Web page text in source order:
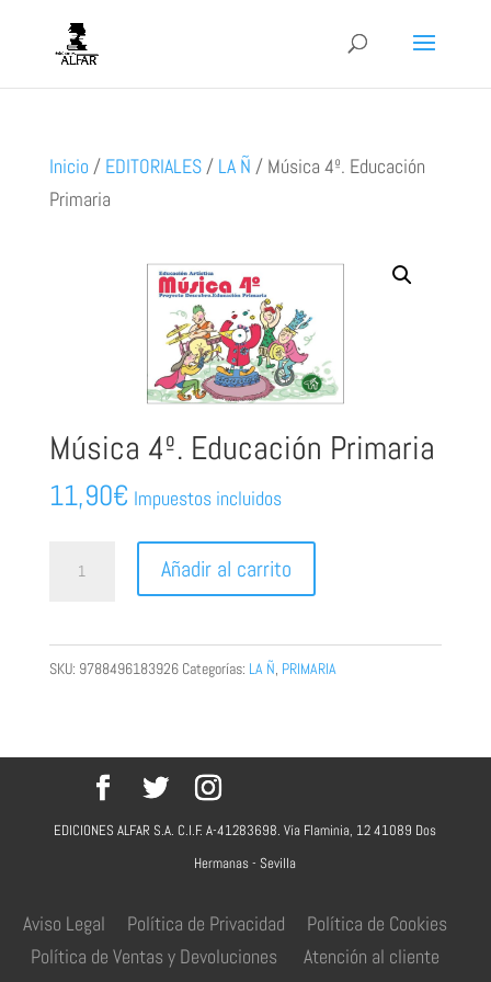
Inicio / EDITORIALES/ LA Ñ / Música 4º. Educación
Primaria
Música 4º. Educación Primaria
11,90€ Impuestos incluidos
Añadir al carrito
SKU: 9788496183926 Categorías: LA Ñ, PRIMARIA
EDICIONES ALFAR S.A. C.I.F. A-41283698. Vía Flaminia, 12 41089 Dos
Hermanas - Sevilla
Aviso Legal Política de Privacidad
Política de Cookies
Política de Ventas y Devoluciones
Atención al cliente